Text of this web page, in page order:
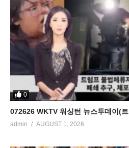
0
072626 WKTV 워싱턴 뉴스투데이(
admin AUGUST 1, 2026